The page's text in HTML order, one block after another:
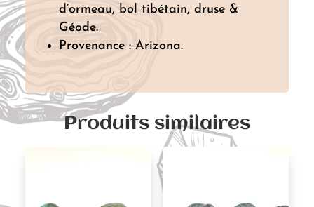
d’ormeau, bol tibétain, druse &
Géode.
Provenance : Arizona.
Produits similaires